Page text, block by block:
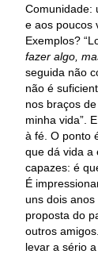
Comunidade:
e aos poucos
Exemplos?
fazer algo,
seguida não
não é
nos braços
minha vida”.
à fé. O ponto
que dá vida a
capazes: é
É
uns dois
proposta do
outros
levar a sério